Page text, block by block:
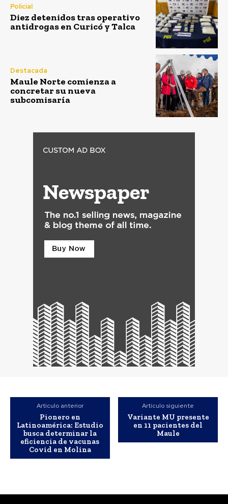
Policial
Diez detenidos tras operativo
antidrogas en Curicó y Talca
Destacada
Maule Norte comienza a
concretar su nueva
subcomisaría
Artículo anterior
Pionero en
Latinoamérica: Estudio
busca determinar la
eficiencia de vacunas
Covid en Molina
Artículo siguiente
Variante MU presente
en 11 pacientes del
Maule